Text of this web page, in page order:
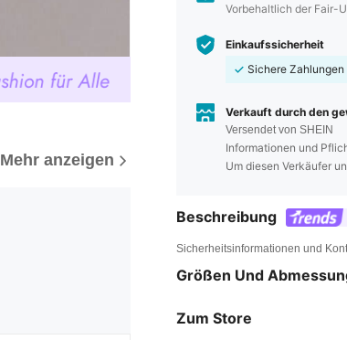
Mehr anzeigen
Vorbehaltlich der Fair-
Einkaufssicherheit
Sichere Zahlungen
Verkauft durch den
Versendet von SHEIN
Informationen und
Beschreibung
Sicherheitsinformationen und
Größen Und
Zum Store
4,86